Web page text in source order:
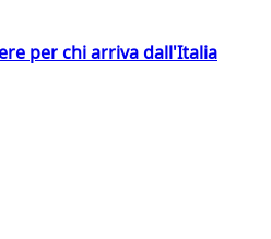
per chi arriva dall'Italia